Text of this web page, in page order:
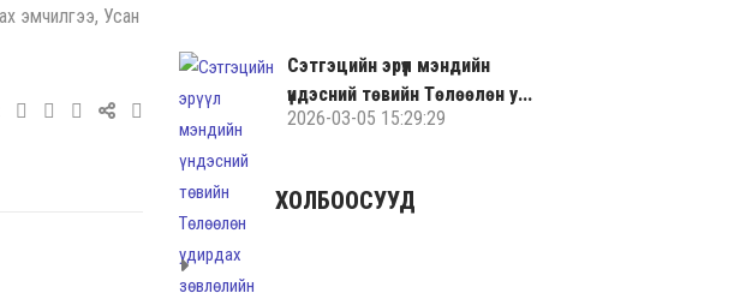
эмчилгээ, Усан
Сэтгэцийн эрүүл мэндийн
үндэсний төвийн Төлөөлөн у...
2026-03-05 15:29:29
ХОЛБООСУУД